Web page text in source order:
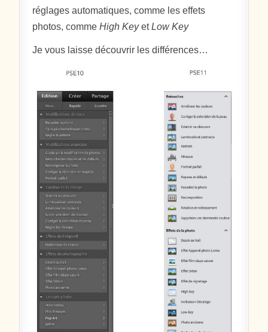
réglages automatiques, comme les effets
photos, commeHigh KeyetLow Key
Je vous laisse découvrir les différences…